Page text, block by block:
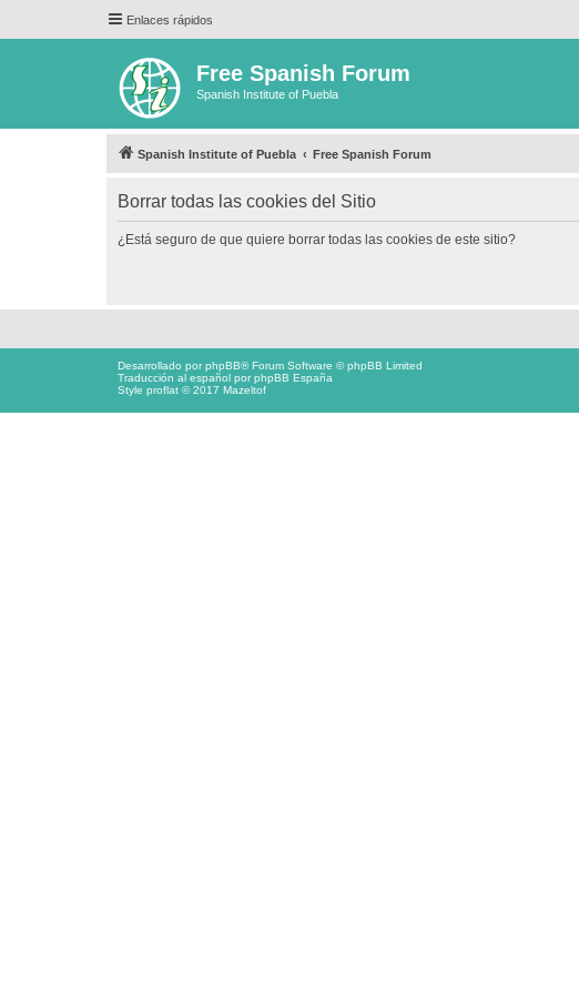
Enlaces rápidos
Free Spanish Forum
Spanish Institute of Puebla
Spanish Institute of Puebla Free Spanish Forum
Borrar todas las cookies del Sitio
¿Está seguro de que quiere borrar todas las cookies de este sitio?
Desarrollado porphpBB® Forum Software © phpBB Limited
Traducción al español porphpBB España
Style proflat © 2017 Mazeltof